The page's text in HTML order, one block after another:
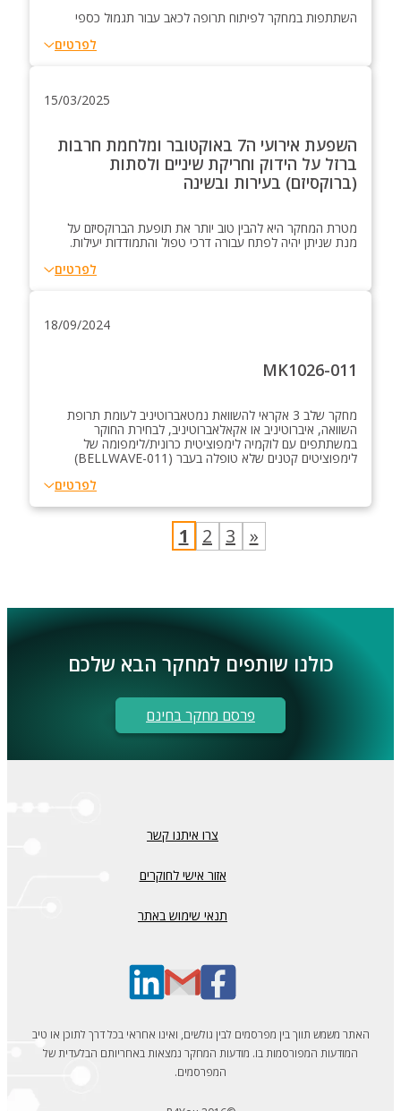
השתתפות במחקר לפיתוח תרופה לכאב עבור תגמול כספי
לפרטים
השפעת אירועי ה7 באוקטובר ומלחמת חרבות
ברזל על הידוק וחריקת שיניים ולסתות
(ברוקסיזם) בעירות ובשינה
15/03/2025
מטרת המחקר היא להבין טוב יותר את תופעת הברוקסיזם על
מנת שניתן יהיה לפתח עבורה דרכי טפול והתמודדות יעילות.
לפרטים
MK1026-011
18/09/2024
מחקר שלב 3 אקראי להשוואת נמטאברוטיניב לעומת תרופת
השוואה, איברוטיניב או אקאלאברוטיניב, לבחירת החוקר
במשתתפים עם לוקמיה לימפוציטית כרונית/לימפומה של
לימפוציטים קטנים שלא טופלה בעבר (BELLWAVE-011)
לפרטים
1 2 3 »
כולנו שותפים למחקר הבא שלכם
פרסם מחקר בחינם
צרו איתנו קשר
אזור אישי לחוקרים
תנאי שימוש באתר
האתר משמש תווך בין מפרסמים לבין גולשים, ואינו אחראי בכל דרך לתוכן או טיב
המודעות המפורסמות בו. מודעות המחקר נמצאות באחריותם הבלעדית של
המפרסמים.